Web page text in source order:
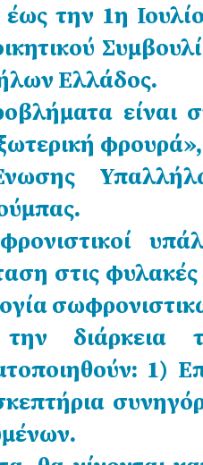
την 1η
Ελλάδος.
είναι
στις
διάρκεια
1)